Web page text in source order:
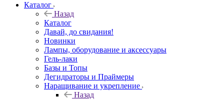
Каталог
Назад
Каталог
Давай, до свидания!
Новинки
Лампы, оборудование и аксессуары
Гель-лаки
Базы и Топы
Дегидраторы и Праймеры
Наращивание и укрепление
Назад